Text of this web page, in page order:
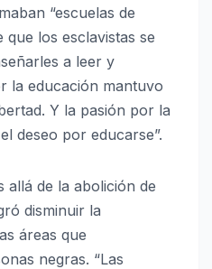
“escuelas de
que los esclavistas se
a leer y
la educación mantuvo
Y la pasión por la
deseo por educarse”.
allá de la abolición de
disminuir la
áreas que
negras. “Las